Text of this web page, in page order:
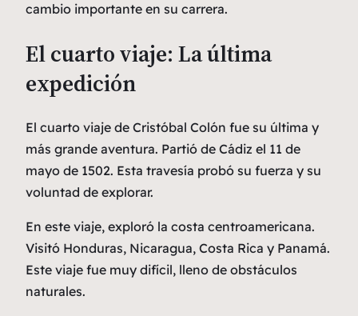
cambio importante en su carrera.
El cuarto viaje: La última
expedición
El cuarto viaje de Cristóbal Colón fue su última y
más grande aventura. Partió de Cádiz el 11 de
mayo de 1502. Esta travesía probó su fuerza y su
voluntad de explorar.
En este viaje, exploró la costa centroamericana.
Visitó Honduras, Nicaragua, Costa Rica y Panamá.
Este viaje fue muy difícil, lleno de obstáculos
naturales.